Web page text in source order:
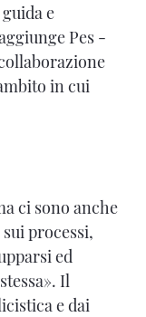
e
Pes -
in cui
ci sono anche
processi,
ed
Il
e dai